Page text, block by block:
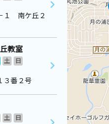
１ 南ケ丘２
教室
土
日
３番２号
土
日